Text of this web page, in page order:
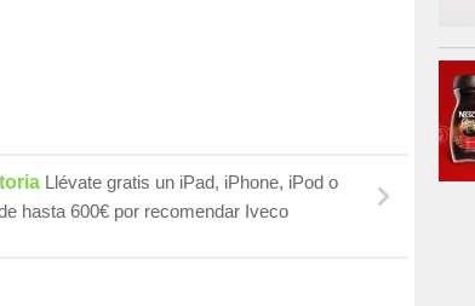
Llévate gratis un iPad, iPhone, iPod o
hasta 600€ por recomendar Iveco